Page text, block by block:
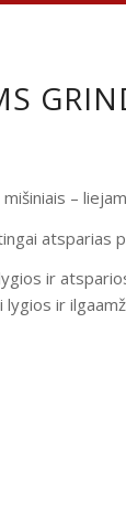
–
atsparias
ir
ir